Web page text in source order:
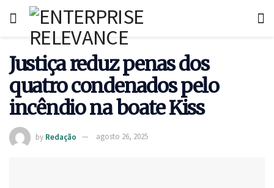
Justiça reduz penas dos
quatro condenados pelo
incêndio na boate Kiss
by Redação agosto 26, 2025